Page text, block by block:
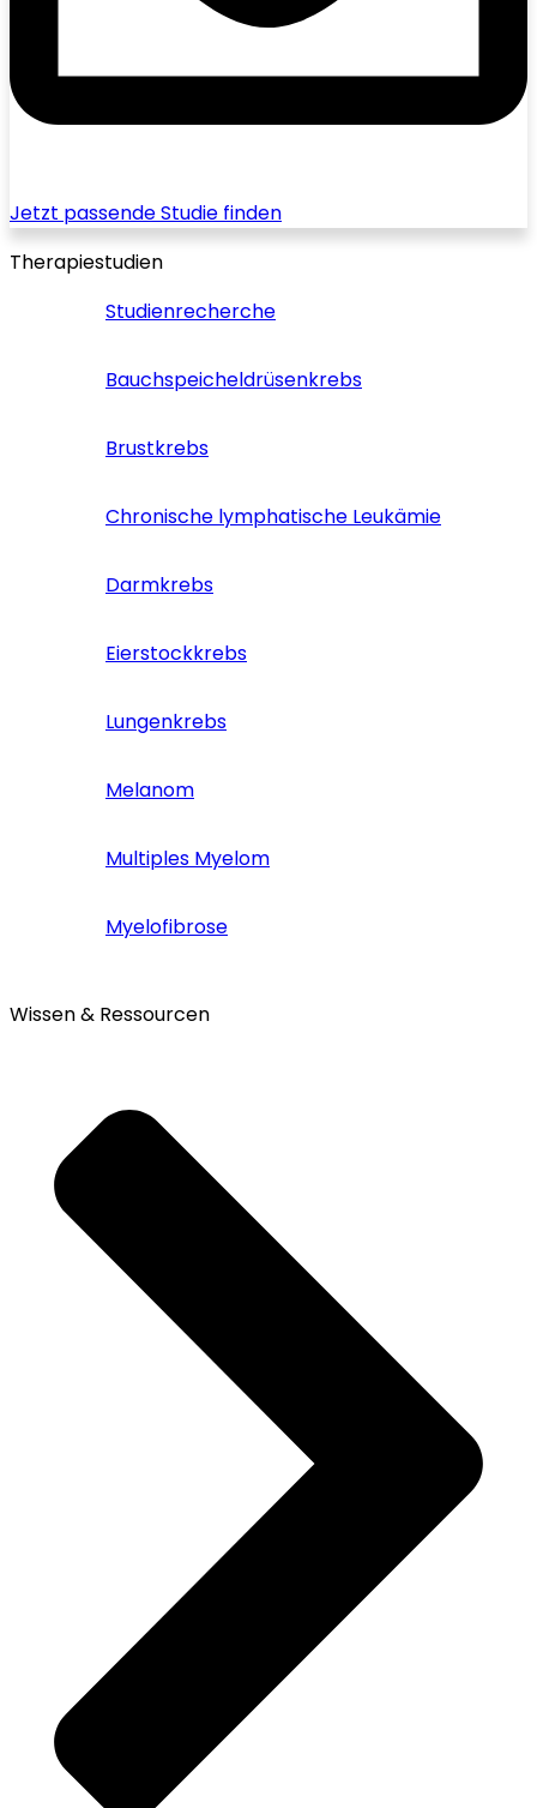
Jetzt passende Studie finden
Therapiestudien
Studienrecherche
Bauchspeicheldrüsenkrebs
Brustkrebs
Chronische lymphatische Leukämie
Darmkrebs
Eierstockkrebs
Lungenkrebs
Melanom
Multiples Myelom
Myelofibrose
Wissen & Ressourcen